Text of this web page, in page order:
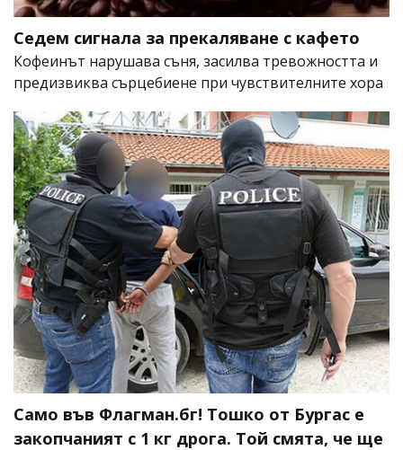
Седем сигнала за прекаляване с кафето
Кофеинът нарушава съня, засилва тревожността и
предизвиква сърцебиене при чувствителните хора
Само във Флагман.бг! Тошко от Бургас е
закопчаният с 1 кг дрога. Той смята, че ще